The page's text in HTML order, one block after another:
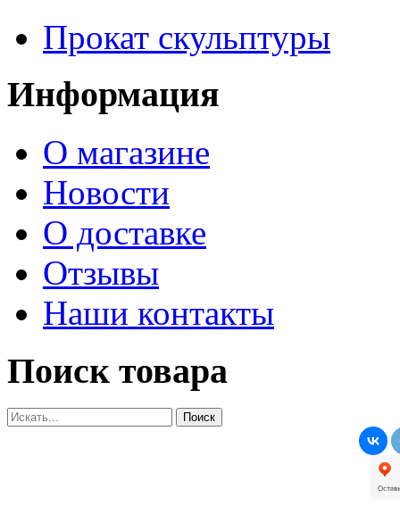
Прокат скульптуры
Информация
О магазине
Новости
О доставке
Отзывы
Наши контакты
Поиск товара